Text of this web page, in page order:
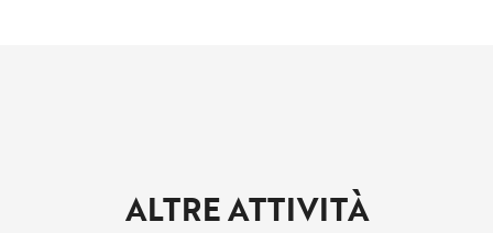
ALTRE ATTIVITÀ